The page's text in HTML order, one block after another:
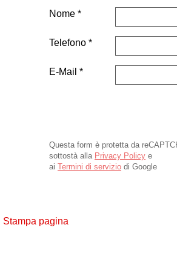
Nome
Telefono
E-Mail
Questa form è protetta da
sottostà alla Privacy Policy e
ai Termini di servizio di Google
Stampa pagina